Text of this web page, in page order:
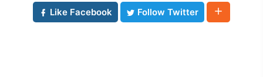
Like Facebook
Follow Twitter